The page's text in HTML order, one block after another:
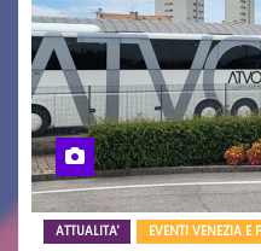
ATTUALITA' EVENTI VENEZIA E